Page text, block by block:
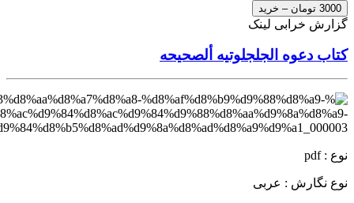
3000 تومان – خرید
گزارش خرابی لینک
کتاب دعوه الجلجلوتیه ألصحیحه
نوع : pdf
نوع نگارش : عربی